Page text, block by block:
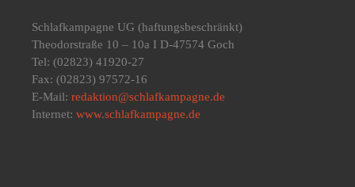
Schlafkampagne UG (haftungsbeschränkt)
Theodorstraße 10 – 10a I D-47574 Goch
Tel: (02823) 41920-27
Fax: (02823) 97572-16
E-Mail: redaktion@schlafkampagne.de
Internet: www.schlafkampagne.de